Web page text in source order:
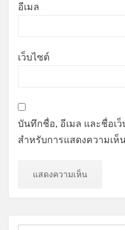
อีเมล
เว็บไซต์
บันทึกชื่อ, อีเมล และชื่อเ
สำหรับการแสดงความเห็